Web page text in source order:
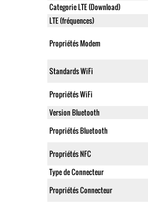
Categorie LTE (Download)
LTE (fréquences)
Propriétés Modem
Standards WiFi
Propriétés WiFi
Version Bluetooth
Propriétés Bluetooth
Propriétés NFC
Type de Connecteur
Propriétés Connecteur